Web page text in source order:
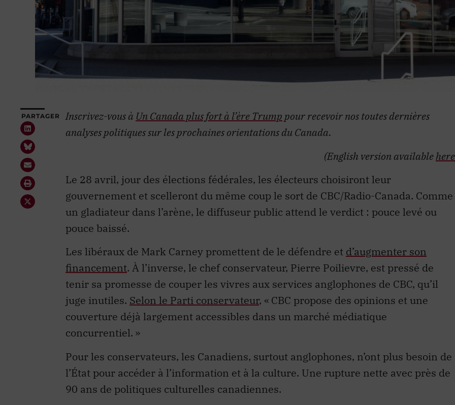
PARTAGER Inscrivez-vous à Un Canada plus fort à l’ère Trump pour recevoir nos toutes dernières
analyses politiques sur les prochaines orientations du Canada.
(English version availablehere
Le 28 avril, jour des élections fédérales, les électeurs choisiront leur
gouvernement et scelleront du même coup le sort de CBC/Radio-Canada. Comme
un gladiateur dans l’arène, le diffuseur public attend le verdict : pouce levé ou
pouce baissé.
Les libéraux de Mark Carney promettent de le défendre et d’augmenter son
financement. À l’inverse, le chef conservateur, Pierre Poilievre, est pressé de
tenir sa promesse de couper les vivres aux services anglophones de CBC, qu’il
juge inutiles. Selon le Parti conservateur, « CBC propose des opinions et une
couverture déjà largement accessibles dans un marché médiatique
concurrentiel. »
Pour les conservateurs, les Canadiens, surtout anglophones, n’ont plus besoin de
l’État pour accéder à l’information et à la culture. Une rupture nette avec près de
90 ans de politiques culturelles canadiennes.